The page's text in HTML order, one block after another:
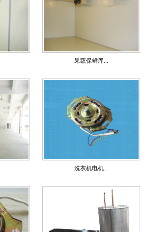
果蔬保鲜库...
洗衣机电机...